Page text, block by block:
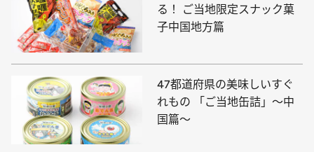
る！ ご当地限定スナック菓
子中国地方篇
47都道府県の美味しいすぐ
れもの 「ご当地缶詰」～中
国篇～